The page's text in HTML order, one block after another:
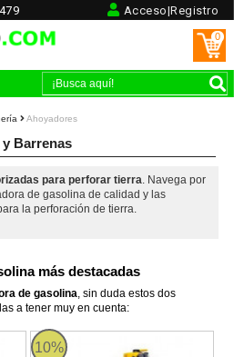
Acceso|Registro
0
Ahoyadores
Barrenas
para perforar tierra. Navega por
de gasolina de calidad y las
la perforación de tierra.
más destacadas
de gasolina, sin duda estos dos
a tener muy en cuenta:
10%
DRILL 932SG-V20 Garland